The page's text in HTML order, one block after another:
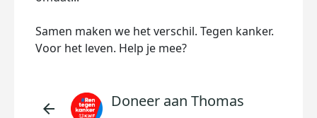
Samen maken we het verschil. Tegen kanker.
Voor het leven. Help je mee?
arrow_back Doneer aan Thomas